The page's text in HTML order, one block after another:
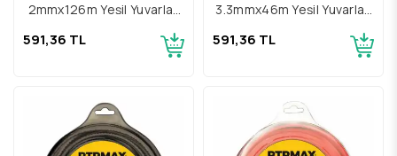
2mmx126m Yeşil Yuvarlak
591,36 TL
3.3mmx46m Yeşil Yuvarlak
591,36 TL